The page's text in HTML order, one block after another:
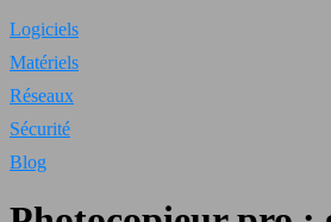
Logiciels
Matériels
Réseaux
Sécurité
Blog